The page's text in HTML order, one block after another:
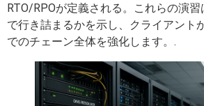
RTO/RPOが定義される。これらの演
で行き詰まるかを示し、クライアント
でのチェーン全体を強化します。.